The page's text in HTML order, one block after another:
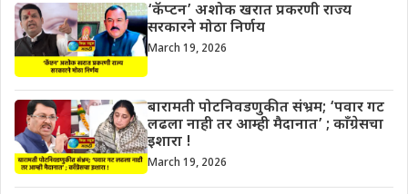
‘कॅप्टन’ अशोक खरात प्रकरणी राज्य
सरकारने मोठा निर्णय
March 19, 2026
बारामती पोटनिवडणुकीत संभ्रम; ‘पवार गट
लढला नाही तर आम्ही मैदानात’ ; काँग्रेसचा
इशारा !
March 19, 2026